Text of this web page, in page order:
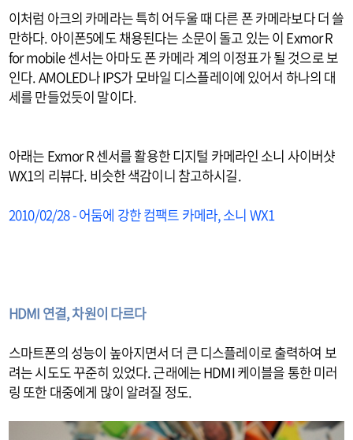
이처럼 아크의 카메라는 특히 어두울 때 다른 폰 카메라보다 더 쓸
만하다. 아이폰5에도 채용된다는 소문이 돌고 있는 이 Exmor R
for mobile 센서는 아마도 폰 카메라 계의 이정표가 될 것으로 보
인다. AMOLED나 IPS가 모바일 디스플레이에 있어서 하나의 대
세를 만들었듯이 말이다.
아래는 Exmor R 센서를 활용한 디지털 카메라인 소니 사이버샷
WX1의 리뷰다. 비슷한 색감이니 참고하시길.
2010/02/28 - 어둠에 강한 컴팩트 카메라, 소니 WX1
HDMI 연결, 차원이 다르다
스마트폰의 성능이 높아지면서 더 큰 디스플레이로 출력하여 보
려는 시도도 꾸준히 있었다. 근래에는 HDMI 케이블을 통한 미러
링 또한 대중에게 많이 알려질 정도.